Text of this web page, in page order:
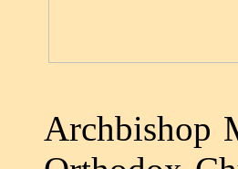
Archbishop